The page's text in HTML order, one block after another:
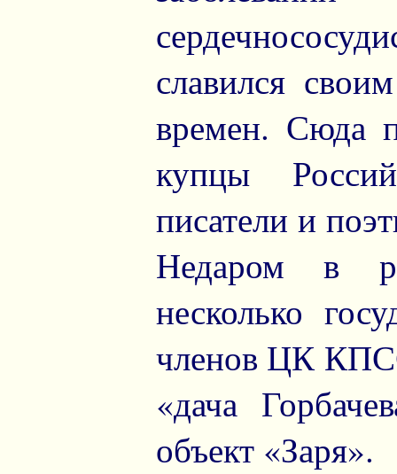
славился
времен. Сюда
купцы
писатели и
Недаром в
несколько
членов ЦК
«дача
объект «Заря».